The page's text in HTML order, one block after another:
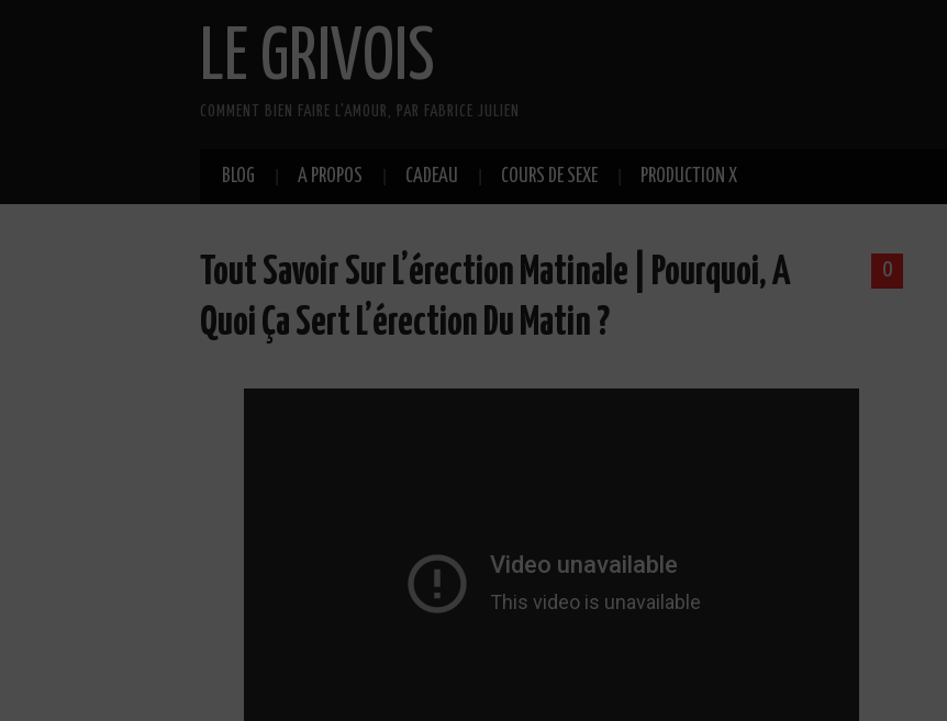
LE GRIVOIS
COMMENT BIEN FAIRE L'AMOUR, PAR FABRICE JULIEN
BLOG A PROPOS CADEAU COURS DE SEXE PRODUCTION X
0
Tout Savoir Sur L’érection Matinale | Pourquoi, A
Quoi Ça Sert L’érection Du Matin ?